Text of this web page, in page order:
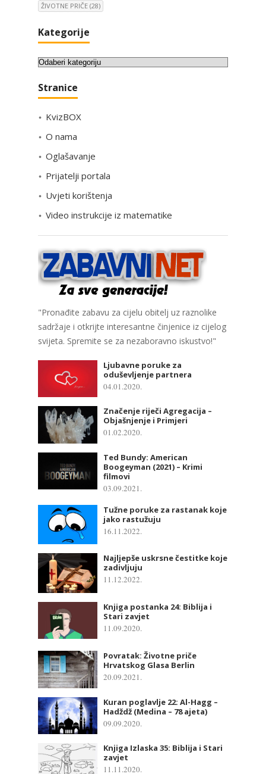
ŽIVOTNE PRIČE (28)
Kategorije
K
t
g
i
j
Stranice
KvizBOX
O nama
Oglašavanje
Prijatelji portala
Uvjeti korištenja
Video instrukcije iz matematike
"Pronađite zabavu za cijelu obitelj uz raznolike
sadržaje i otkrijte interesantne činjenice iz cijelog
svijeta. Spremite se za nezaboravno iskustvo!"
Ljubavne poruke za
oduševljenje partnera
04.01.2020.
Značenje riječi Agregacija –
Objašnjenje i Primjeri
01.02.2020.
Ted Bundy: American
Boogeyman (2021) – Krimi
filmovi
03.09.2021.
Tužne poruke za rastanak koje
jako rastužuju
16.11.2022.
Najljepše uskrsne čestitke koje
zadivljuju
11.12.2022.
Knjiga postanka 24: Biblija i
Stari zavjet
11.09.2020.
Povratak: Životne priče
Hrvatskog Glasa Berlin
20.09.2021.
Kuran poglavlje 22: Al-Hagg –
Hadždž (Medina – 78 ajeta)
09.09.2020.
Knjiga Izlaska 35: Biblija i Stari
zavjet
11.11.2020.